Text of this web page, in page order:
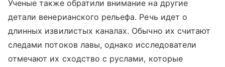
Ученые также обратили внимание на другие
детали венерианского рельефа. Речь идет о
длинных извилистых каналах. Обычно их считают
следами потоков лавы, однако исследователи
отмечают их сходство с руслами, которые